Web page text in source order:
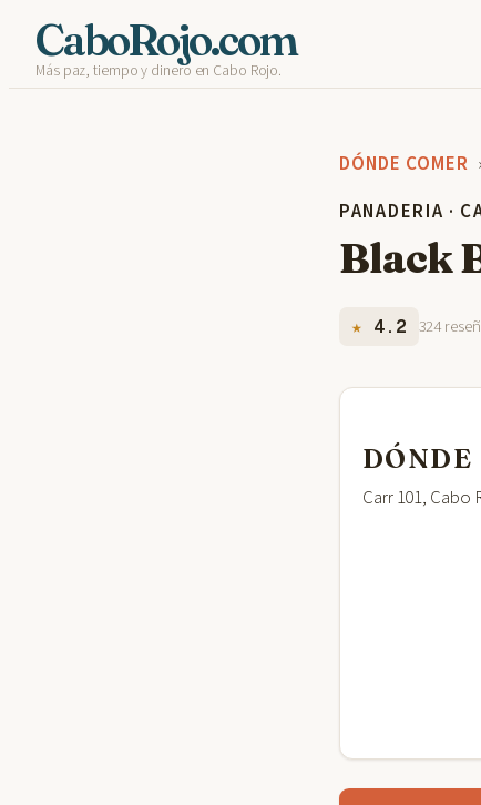
Skip
to
CaboRojo.com
Más paz, tiempo y dinero en Cabo Rojo.
DÓNDE COMER
PANADERIA ·
Black
★ 4.2 324
DÓNDE
Carr 101, Cabo